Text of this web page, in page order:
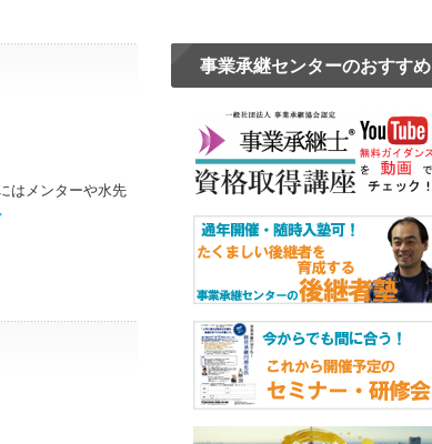
はメンターや水先
事業承継センターのおすすめ